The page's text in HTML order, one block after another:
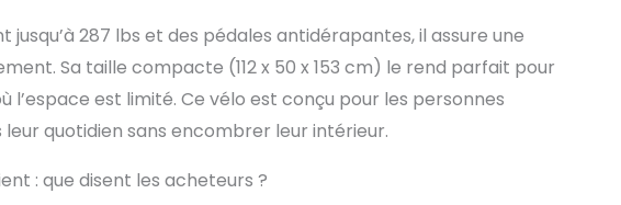
287 lbs et des pédales antidérapantes, il assure une
Sa taille compacte (112 x 50 x 153 cm) le rend parfait pour
l’espace est limité. Ce vélo est conçu pour les personnes
quotidien sans encombrer leur intérieur.
: que disent les acheteurs ?